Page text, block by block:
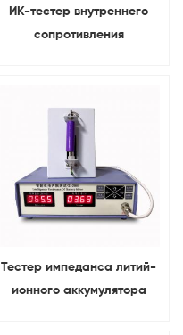
ИК-тестер внутреннего
сопротивления
аккумуляторов
Тестер импеданса литий-
ионного аккумулятора